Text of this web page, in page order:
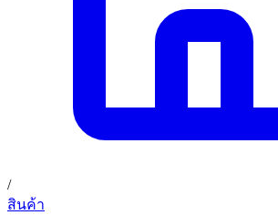
/
สินค้า